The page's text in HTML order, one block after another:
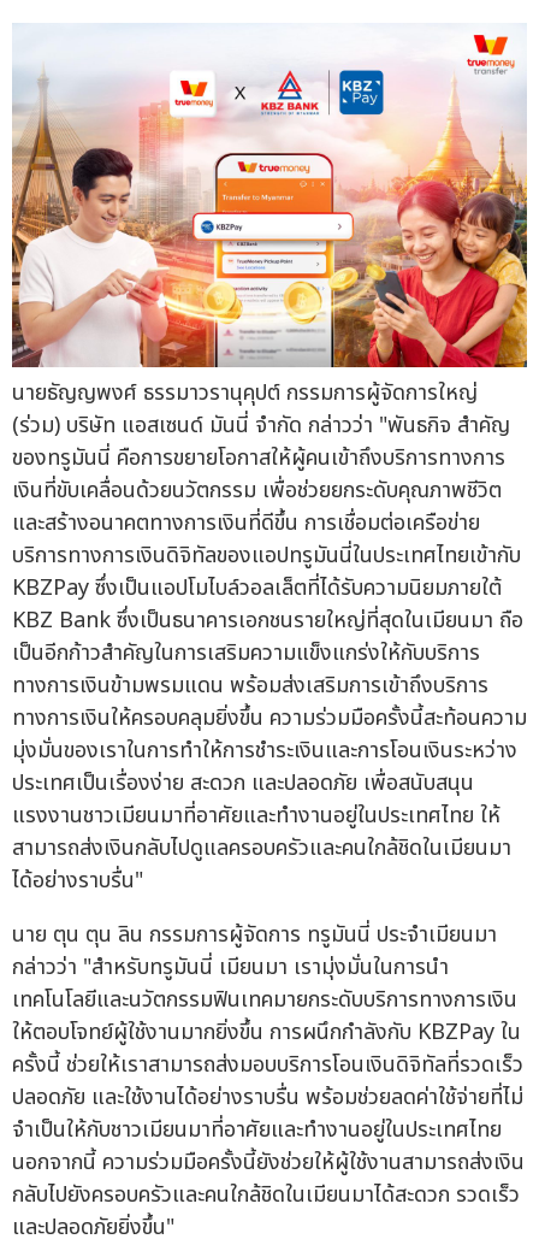
นายธัญญพงศ์ ธรรมาวรานุคุปต์ กรรมการผู้จัดการใหญ่
(ร่วม) บริษัท แอสเซนด์ มันนี่ จำกัด กล่าวว่า "พันธกิจ สำคัญ
ของทรูมันนี่ คือการขยายโอกาสให้ผู้คนเข้าถึงบริการทางการ
เงินที่ขับเคลื่อนด้วยนวัตกรรม เพื่อช่วยยกระดับคุณภาพชีวิต
และสร้างอนาคตทางการเงินที่ดีขึ้น การเชื่อมต่อเครือข่าย
บริการทางการเงินดิจิทัลของแอปทรูมันนี่ในประเทศไทยเข้ากับ
KBZPay ซึ่งเป็นแอปโมไบล์วอลเล็ตที่ได้รับความนิยมภายใต้
KBZ Bank ซึ่งเป็นธนาคารเอกชนรายใหญ่ที่สุดในเมียนมา ถือ
เป็นอีกก้าวสำคัญในการเสริมความแข็งแกร่งให้กับบริการ
ทางการเงินข้ามพรมแดน พร้อมส่งเสริมการเข้าถึงบริการ
ทางการเงินให้ครอบคลุมยิ่งขึ้น ความร่วมมือครั้งนี้สะท้อนความ
มุ่งมั่นของเราในการทำให้การชำระเงินและการโอนเงินระหว่าง
ประเทศเป็นเรื่องง่าย สะดวก และปลอดภัย เพื่อสนับสนุน
แรงงานชาวเมียนมาที่อาศัยและทำงานอยู่ในประเทศไทย ให้
สามารถส่งเงินกลับไปดูแลครอบครัวและคนใกล้ชิดในเมียนมา
ได้อย่างราบรื่น"
นาย ตุน ตุน ลิน กรรมการผู้จัดการ ทรูมันนี่ ประจำเมียนมา
กล่าวว่า "สำหรับทรูมันนี่ เมียนมา เรามุ่งมั่นในการนำ
เทคโนโลยีและนวัตกรรมฟินเทคมายกระดับบริการทางการเงิน
ให้ตอบโจทย์ผู้ใช้งานมากยิ่งขึ้น การผนึกกำลังกับ KBZPay ใน
ครั้งนี้ ช่วยให้เราสามารถส่งมอบบริการโอนเงินดิจิทัลที่รวดเร็ว
ปลอดภัย และใช้งานได้อย่างราบรื่น พร้อมช่วยลดค่าใช้จ่ายที่ไม่
จำเป็นให้กับชาวเมียนมาที่อาศัยและทำงานอยู่ในประเทศไทย
นอกจากนี้ ความร่วมมือครั้งนี้ยังช่วยให้ผู้ใช้งานสามารถส่งเงิน
กลับไปยังครอบครัวและคนใกล้ชิดในเมียนมาได้สะดวก รวดเร็ว
และปลอดภัยยิ่งขึ้น"